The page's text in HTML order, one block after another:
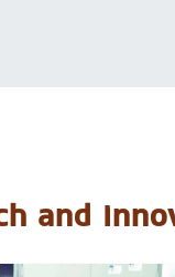
and